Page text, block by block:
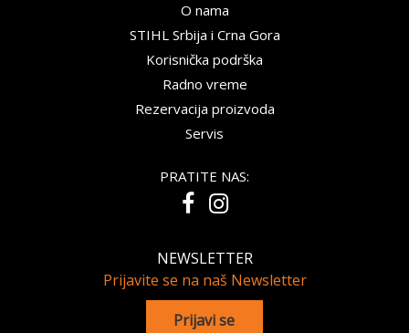
O nama
STIHL Srbija i Crna Gora
Korisnička podrška
Radno vreme
Rezervacija proizvoda
Servis
PRATITE NAS:
NEWSLETTER
Prijavite se na naš Newsletter